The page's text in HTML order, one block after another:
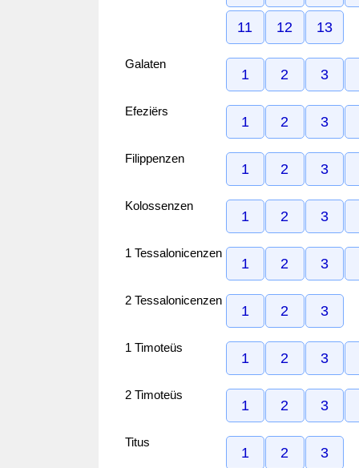
11 12 13
Galaten
1 2 3
Efeziërs
1 2 3
Filippenzen
1 2 3
Kolossenzen
1 2 3
1 Tessalonicenzen
1 2 3
2 Tessalonicenzen
1 2 3
1 Timoteüs
1 2 3
2 Timoteüs
1 2 3
Titus
1 2 3